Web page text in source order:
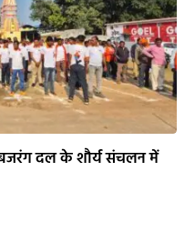
बजरंग दल के शौर्य संचलन में